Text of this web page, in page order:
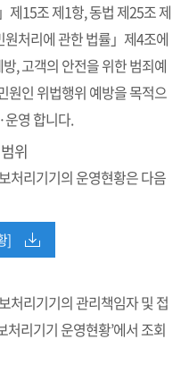
제15조 제1항, 동법 제25조 제
처리에 관한 법률」제4조에
, 고객의 안전을 위한 범죄예
원인 위법행위 예방을 목적으
영 합니다.
위
처리기기의 운영현황은 다음
]
처리기기의 관리책임자 및 접
처리기기 운영현황’에서 조회